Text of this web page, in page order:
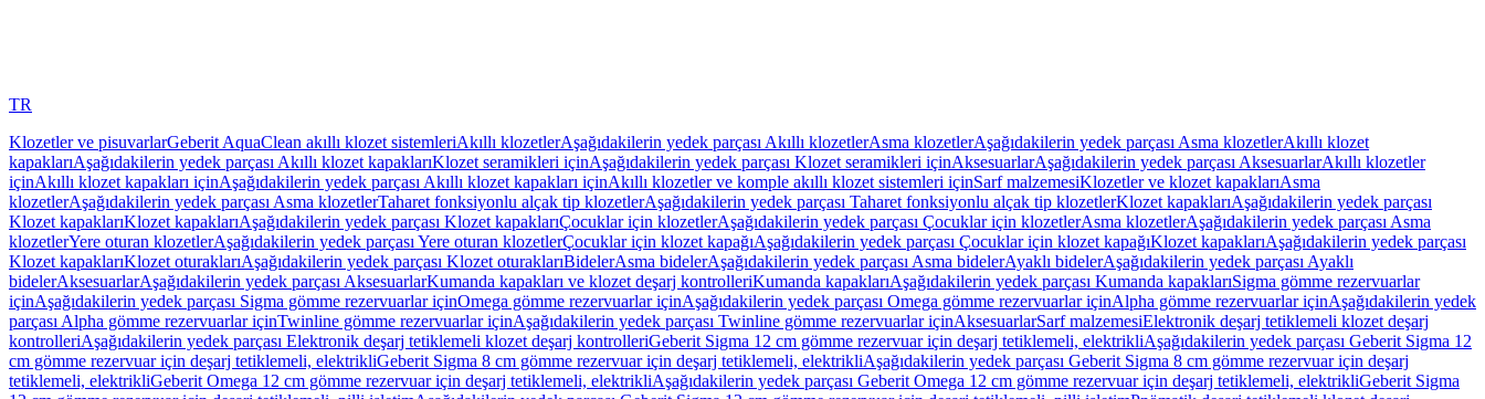
TR
Klozetler ve pisuvarlarGeberit AquaClean akıllı klozet sistemleriAkıllı klozetlerAşağıdakilerin yedek parçası Akıllı klozetlerAsma klozetlerAşağıdakilerin yedek parçası Asma klozetlerAkıllı klozet
kapaklarıAşağıdakilerin yedek parçası Akıllı klozet kapaklarıKlozet seramikleri içinAşağıdakilerin yedek parçası Klozet seramikleri içinAksesuarlarAşağıdakilerin yedek parçası AksesuarlarAkıllı klozetler
içinAkıllı klozet kapakları içinAşağıdakilerin yedek parçası Akıllı klozet kapakları içinAkıllı klozetler ve komple akıllı klozet sistemleri içinSarf malzemesiKlozetler ve klozet kapaklarıAsma
klozetlerAşağıdakilerin yedek parçası Asma klozetlerTaharet fonksiyonlu alçak tip klozetlerAşağıdakilerin yedek parçası Taharet fonksiyonlu alçak tip klozetlerKlozet kapaklarıAşağıdakilerin yedek parçası
Klozet kapaklarıKlozet kapaklarıAşağıdakilerin yedek parçası Klozet kapaklarıÇocuklar için klozetlerAşağıdakilerin yedek parçası Çocuklar için klozetlerAsma klozetlerAşağıdakilerin yedek parçası Asma
klozetlerYere oturan klozetlerAşağıdakilerin yedek parçası Yere oturan klozetlerÇocuklar için klozet kapağıAşağıdakilerin yedek parçası Çocuklar için klozet kapağıKlozet kapaklarıAşağıdakilerin yedek parçası
Klozet kapaklarıKlozet oturaklarıAşağıdakilerin yedek parçası Klozet oturaklarıBidelerAsma bidelerAşağıdakilerin yedek parçası Asma bidelerAyaklı bidelerAşağıdakilerin yedek parçası Ayaklı
bidelerAksesuarlarAşağıdakilerin yedek parçası AksesuarlarKumanda kapakları ve klozet deşarj kontrolleriKumanda kapaklarıAşağıdakilerin yedek parçası Kumanda kapaklarıSigma gömme rezervuarlar
içinAşağıdakilerin yedek parçası Sigma gömme rezervuarlar içinOmega gömme rezervuarlar içinAşağıdakilerin yedek parçası Omega gömme rezervuarlar içinAlpha gömme rezervuarlar içinAşağıdakilerin yedek
parçası Alpha gömme rezervuarlar içinTwinline gömme rezervuarlar içinAşağıdakilerin yedek parçası Twinline gömme rezervuarlar içinAksesuarlarSarf malzemesiElektronik deşarj tetiklemeli klozet deşarj
kontrolleriAşağıdakilerin yedek parçası Elektronik deşarj tetiklemeli klozet deşarj kontrolleriGeberit Sigma 12 cm gömme rezervuar için deşarj tetiklemeli, elektrikliAşağıdakilerin yedek parçası Geberit Sigma 12
cm gömme rezervuar için deşarj tetiklemeli, elektrikliGeberit Sigma 8 cm gömme rezervuar için deşarj tetiklemeli, elektrikliAşağıdakilerin yedek parçası Geberit Sigma 8 cm gömme rezervuar için deşarj
tetiklemeli, elektrikliGeberit Omega 12 cm gömme rezervuar için deşarj tetiklemeli, elektrikliAşağıdakilerin yedek parçası Geberit Omega 12 cm gömme rezervuar için deşarj tetiklemeli, elektrikliGeberit Sigma